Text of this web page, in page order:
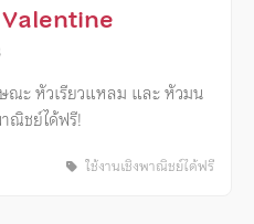
Valentine
ณะ หัวเรียวแหลม และ หัวมน
ณิชย์ได้ฟรี!
ใช้งานเชิงพาณิชย์ได้ฟรี